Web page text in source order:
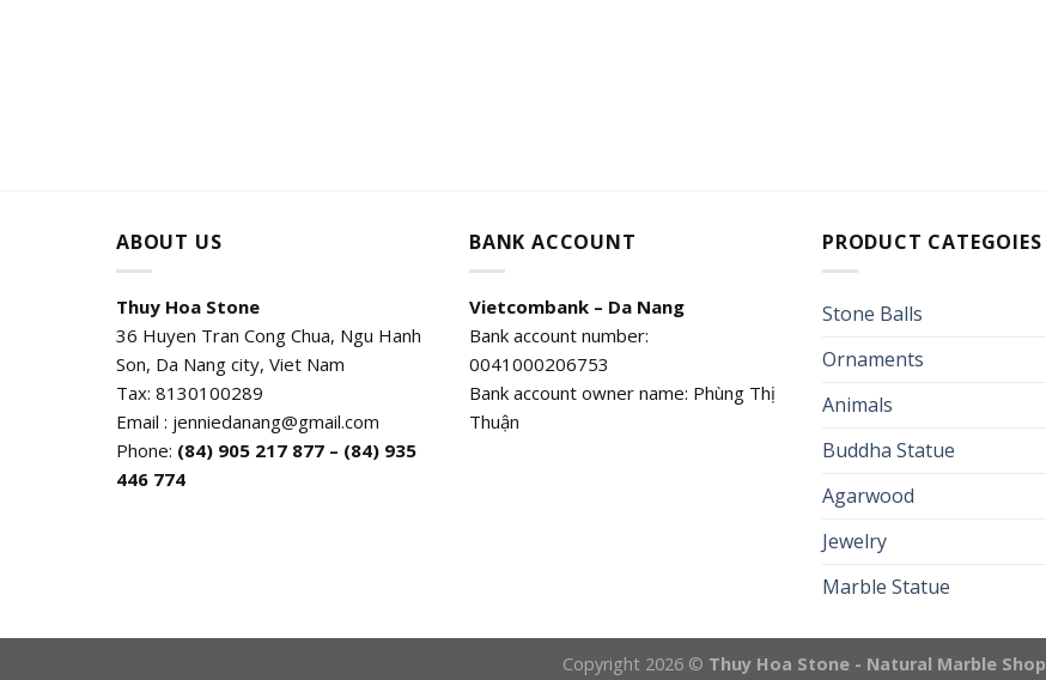
ABOUT US
Thuy Hoa Stone
36 Huyen Tran Cong Chua, Ngu Hanh
Son, Da Nang city, Viet Nam
Tax: 8130100289
Email : jenniedanang@gmail.com
Phone: (84) 905 217 877 – (84) 935
446 774
BANK ACCOUNT
Vietcombank – Da Nang
Bank account number:
0041000206753
Bank account owner name: Phùng Thị
Thuận
PRODUCT CATEGOIES
Stone Balls
Ornaments
Animals
Buddha Statue
Agarwood
Jewelry
Marble Statue
Copyright 2026 © Thuy Hoa Stone - Natural Marble Shop